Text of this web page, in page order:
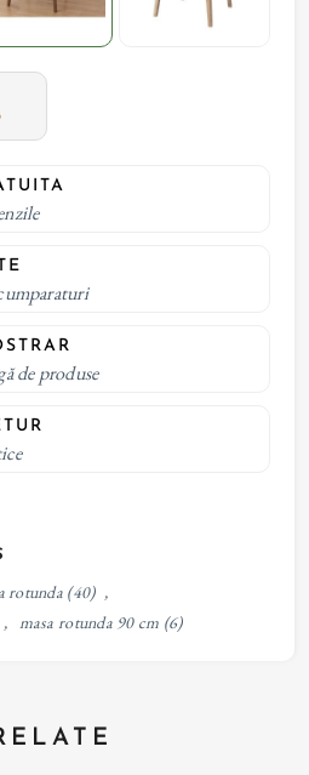
de produse
rotunda (40) ,
, masa rotunda 90 cm (6)